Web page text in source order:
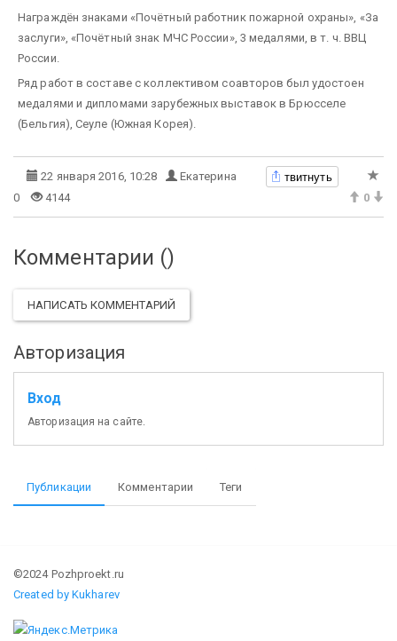
Награждён знаками «Почётный работник пожарной охраны», «За
заслуги», «Почётный знак МЧС России», 3 медалями, в т. ч. ВВЦ
России.
Ряд работ в составе с коллективом соавторов был удостоен
медалями и дипломами зарубежных выставок в Брюсселе
(Бельгия), Сеуле (Южная Корея).
22 января 2016, 10:28 Екатерина твитнуть
0 4144 0
Комментарии ()
НАПИСАТЬ КОММЕНТАРИЙ
Авторизация
Вход
Авторизация на сайте.
Публикации Комментарии Теги
©2024 Pozhproekt.ru
Created by Kukharev